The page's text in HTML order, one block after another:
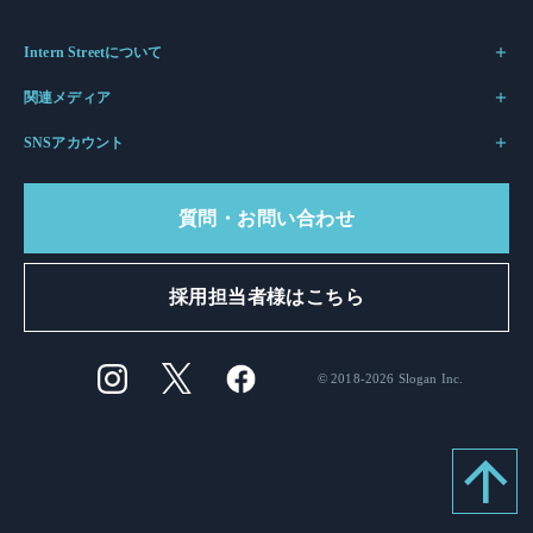
Intern Streetについて
関連メディア
SNSアカウント
質問・お問い合わせ
採用担当者様はこちら
© 2018-2026 Slogan Inc.